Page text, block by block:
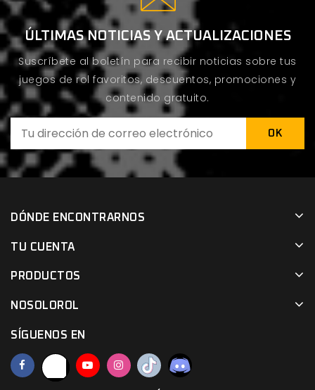
ÚLTIMAS NOTICIAS Y ACTUALIZACIONES
Suscríbete al boletín para recibir noticias sobre tus
juegos de rol favoritos, descuentos, promociones y
contenido gratuito.
DÓNDE ENCONTRARNOS
TU CUENTA
PRODUCTOS
NOSOLOROL
SÍGUENOS EN